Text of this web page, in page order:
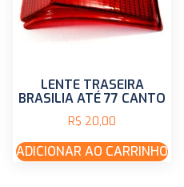
LENTE TRASEIRA
BRASILIA ATÉ 77 CANTO
R$ 20,00
ADICIONAR AO CARRINHO